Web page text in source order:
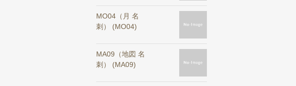
MO04（月 名
刺） (MO04)
MA09（地図 名
刺） (MA09)